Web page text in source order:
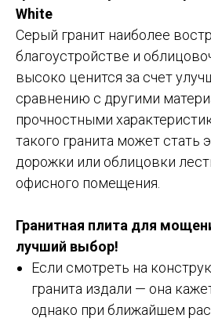
White
Серый гранит наиболее
благоустройстве и
высоко ценится за счет
сравнению с другими
прочностными
такого гранита может стать
дорожки или облицовки
офисного помещения.
Гранитная плита для
лучший выбор!
Если смотреть на
гранита издали — она
однако при ближайшем